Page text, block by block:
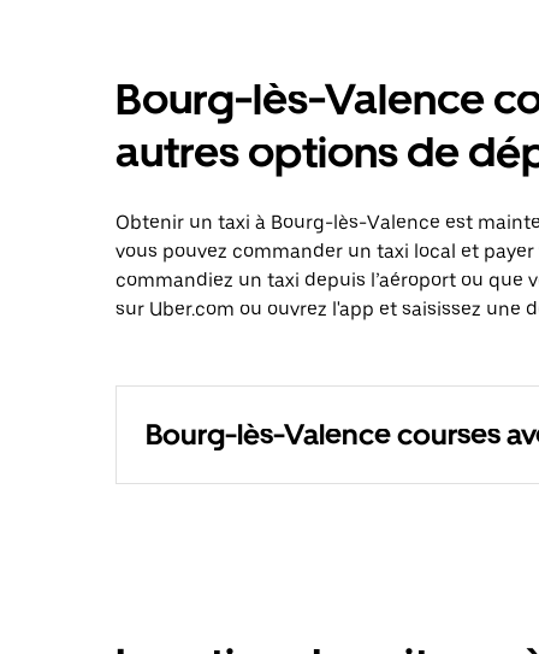
Bourg-lès-Valence
autres options de
Obtenir un taxi à Bourg-lès-Valence est
vous pouvez commander un taxi local et
commandiez un taxi depuis l’aéroport ou
sur Uber.com ou ouvrez l'app et saisissez une
Bourg-lès-Valence courses